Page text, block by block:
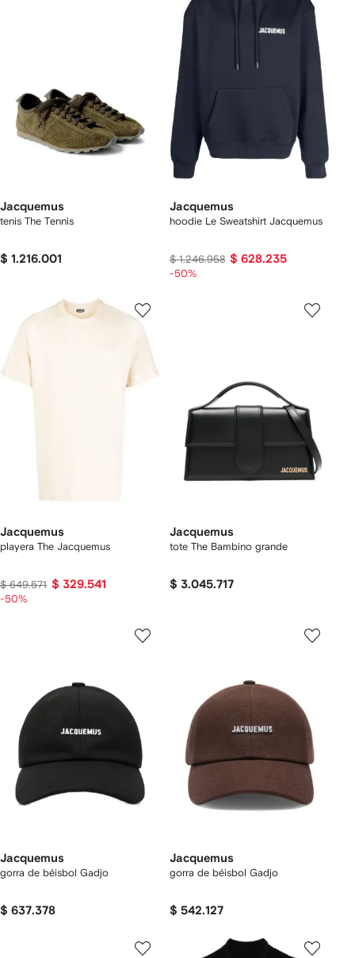
Jacquemus
tenis The Tennis
$ 1.216.001
Jacquemus
hoodie Le Sweatshirt Jacquemus
$ 1.246.958 $ 628.235
-50%
Jacquemus
playera The Jacquemus
$ 649.571 $ 329.541
-50%
Jacquemus
tote The Bambino grande
$ 3.045.717
Jacquemus
gorra de béisbol Gadjo
$ 637.378
Jacquemus
gorra de béisbol Gadjo
$ 542.127